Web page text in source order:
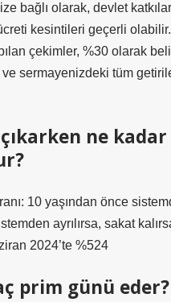
bağlı olarak, devlet
kesintileri geçerli
çekimler, %30 olarak
ve sermayenizdeki tüm
çıkarken ne kadar
10 yaşından önce
ayrılırsa, sakat
2024’te %524
prim günü eder?